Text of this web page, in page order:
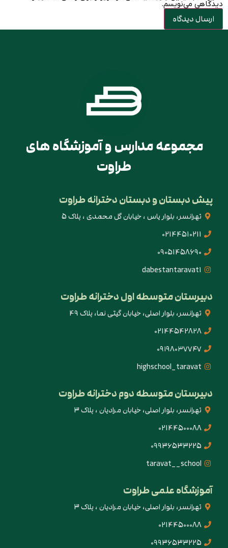
دیدگاهی می‌نویسم.
مجموعه مدارس و آموزشگاه های
طراوت
پیش دبستان و دبستان دخترانه طراوت
تهرانسر، بلوار یاس ، خیابان گل محمدی ، پلاک 5
02144510211
09051458690
dabestantaravat1
دبیرستان متوسطه اول دخترانه طراوت
تهرانسر، بلوار اصلی، خیابان گیتی نما، پلاک 49
02144542828
0۹۱۹۸۰۳۷۷۴۷
highschool_taravat
دبیرستان متوسطه دوم دخترانه طراوت
تهرانسر، بلوار اصلی، خیابان مرادیان ، پلاک 3
02144500088
09936533225
taravat__school
آموزشگاه علمی طراوت
تهرانسر، بلوار اصلی، خیابان مرادیان ، پلاک 3
02144500088
09936533225